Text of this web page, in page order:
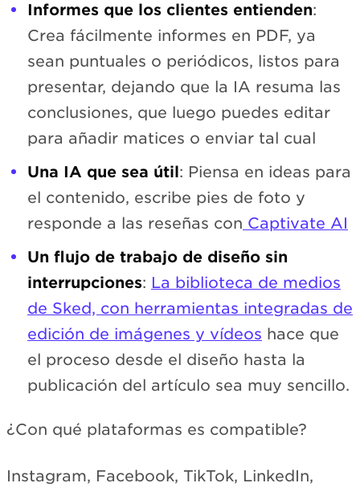
Informes que los clientes entienden:
Crea fácilmente informes en PDF, ya
sean puntuales o periódicos, listos para
presentar, dejando que la IA resuma las
conclusiones, que luego puedes editar
para añadir matices o enviar tal cual
Una IA que sea útil: Piensa en ideas para
el contenido, escribe pies de foto y
responde a las reseñas con Captivate AI
Un flujo de trabajo de diseño sin
interrupciones: La biblioteca de medios
de Sked, con herramientas integradas de
edición de imágenes y vídeos hace que
el proceso desde el diseño hasta la
publicación del artículo sea muy sencillo.
¿Con qué plataformas es compatible?
Instagram, Facebook, TikTok, LinkedIn,